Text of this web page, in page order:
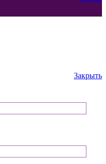
Закрыть